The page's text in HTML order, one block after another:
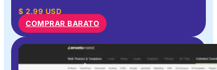
$ 2.99 USD
COMPRAR BARATO